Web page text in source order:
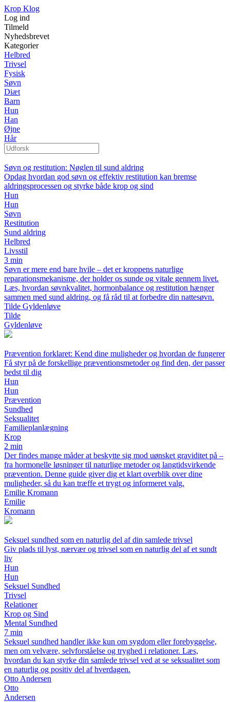
Krop Klog
Log ind
Tilmeld
Nyhedsbrevet
Kategorier
Helbred
Trivsel
Fysisk
Søvn
Diæt
Barn
Hun
Han
Øjne
Hår
Søvn og restitution: Nøglen til sund aldring
Opdag hvordan god søvn og effektiv restitution kan bremse
aldringsprocessen og styrke både krop og sind
Hun
Hun
Søvn
Restitution
Sund aldring
Helbred
Livsstil
3 min
Søvn er mere end bare hvile – det er kroppens naturlige
reparationsmekanisme, der holder os sunde og vitale gennem livet.
Læs, hvordan søvnkvalitet, hormonbalance og restitution hænger
sammen med sund aldring, og få råd til at forbedre din nattesøvn.
Tilde Gyldenløve
Tilde
Gyldenløve
Prævention forklaret: Kend dine muligheder og hvordan de fungerer
Få styr på de forskellige præventionsmetoder og find den, der passer
bedst til dig
Hun
Hun
Prævention
Sundhed
Seksualitet
Familieplanlægning
Krop
2 min
Der findes mange måder at beskytte sig mod uønsket graviditet på –
fra hormonelle løsninger til naturlige metoder og langtidsvirkende
prævention. Denne guide giver dig et klart overblik over dine
muligheder, så du kan træffe et trygt og informeret valg.
Emilie Kromann
Emilie
Kromann
Seksuel sundhed som en naturlig del af din samlede trivsel
Giv plads til lyst, nærvær og trivsel som en naturlig del af et sundt
liv
Hun
Hun
Seksuel Sundhed
Trivsel
Relationer
Krop og Sind
Mental Sundhed
7 min
Seksuel sundhed handler ikke kun om sygdom eller forebyggelse,
men om velvære, selvforståelse og tryghed i relationer. Læs,
hvordan du kan styrke din samlede trivsel ved at se seksualitet som
en naturlig og positiv del af hverdagen.
Otto Andersen
Otto
Andersen